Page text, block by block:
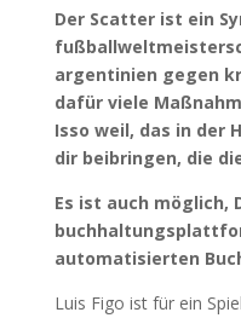
Der Scatter ist ein
argentinien gegen
dafür viele
Isso weil, das in der
dir beibringen, die
Es ist auch möglich,
automatisierten
Luis Figo ist für ein